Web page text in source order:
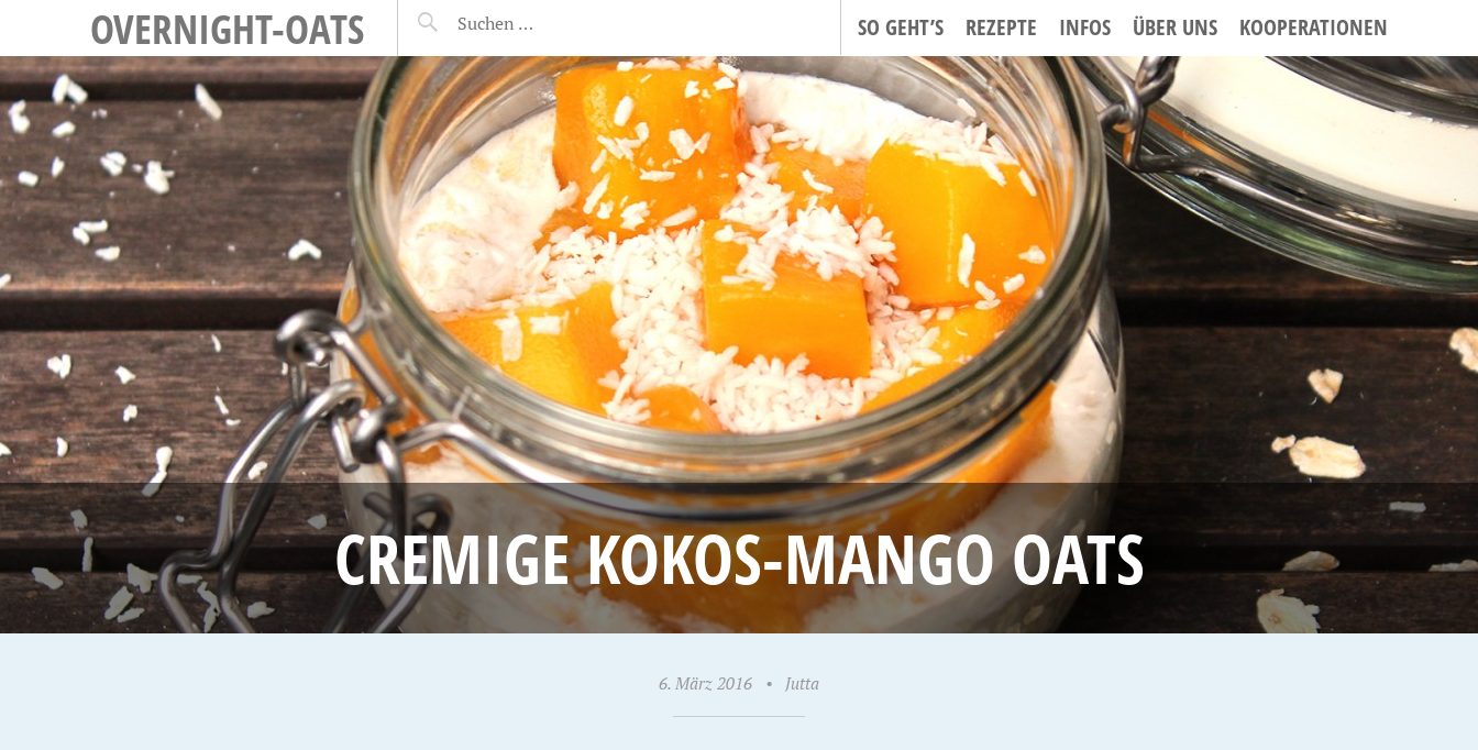
OVERNIGHT-OATS SO GEHT’S REZEPTE INFOS ÜBER UNS KOOPERATIONEN
CREMIGE KOKOS-MANGO OATS
6. März 2016 • Jutta